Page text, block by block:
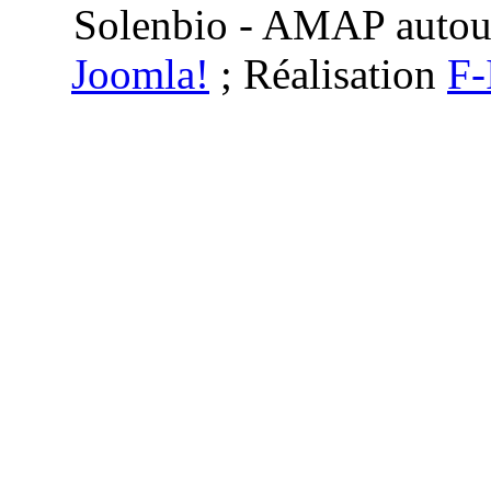
Solenbio - AMAP
Joomla! ; Réalisation